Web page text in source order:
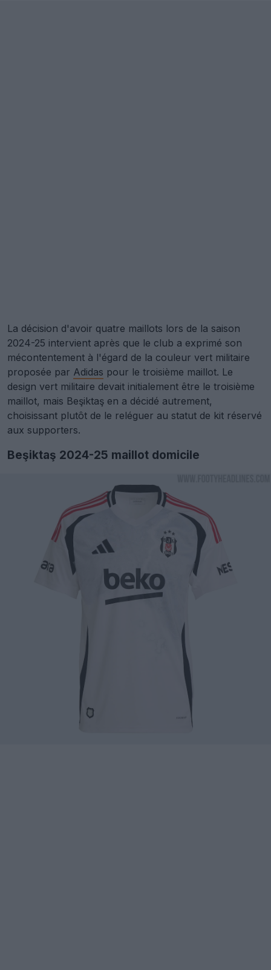
La décision d'avoir quatre maillots lors de la saison
2024-25 intervient après que le club a exprimé son
mécontentement à l'égard de la couleur vert militaire
proposée par Adidas pour le troisième maillot. Le
design vert militaire devait initialement être le troisième
maillot, mais Beşiktaş en a décidé autrement,
choisissant plutôt de le reléguer au statut de kit réservé
aux supporters.
Beşiktaş 2024-25 maillot domicile